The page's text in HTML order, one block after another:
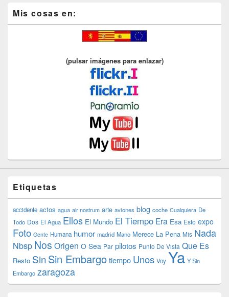
Mis cosas en:
(pulsar imágenes para enlazar)
Etiquetas
accidente actos agua air nostrum arte aviones blog coche Cualquiera De
Todo Dos El Agua Ellos El Mundo El Tiempo Era Esa Esto expo
Foto Gente Humana humor madrid Mano Merece La Pena Mis Nada
Nbsp Nos Origen O Sea Par pilotos Punto De Vista Que Es
Resto SinSin Embargotiempo Unos Voy Ya Y Sin
Embargo zaragoza